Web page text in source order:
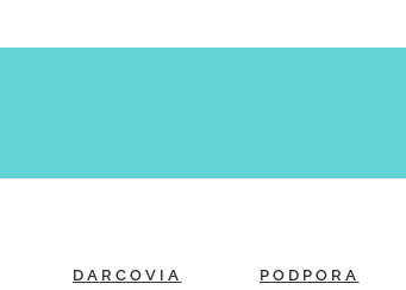
DARCOVIA PODPORA